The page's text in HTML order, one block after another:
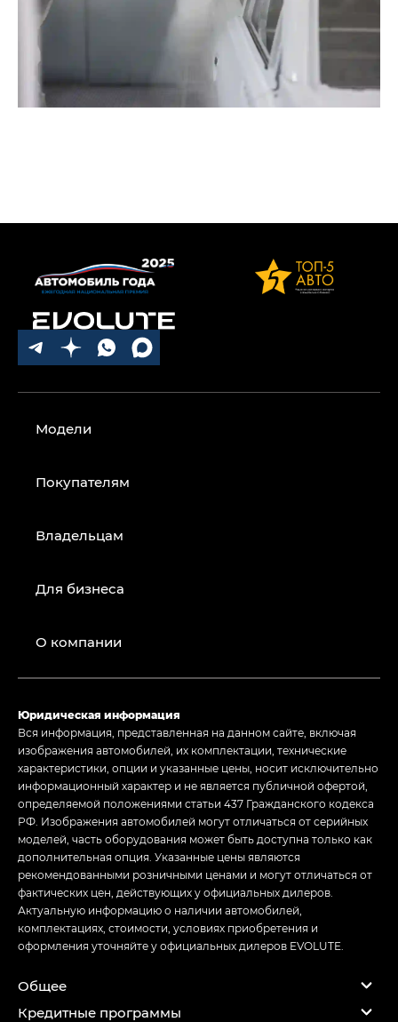
Модели
Покупателям
Владельцам
Для бизнеса
О компании
Юридическая информация
Вся информация, представленная на данном сайте, включая
изображения автомобилей, их комплектации, технические
характеристики, опции и указанные цены, носит исключительно
информационный характер и не является публичной офертой,
определяемой положениями статьи 437 Гражданского кодекса
РФ. Изображения автомобилей могут отличаться от серийных
моделей, часть оборудования может быть доступна только как
дополнительная опция. Указанные цены являются
рекомендованными розничными ценами и могут отличаться от
фактических цен, действующих у официальных дилеров.
Актуальную информацию о наличии автомобилей,
комплектациях, стоимости, условиях приобретения и
оформления уточняйте у официальных дилеров EVOLUTE.
Общее
Кредитные программы